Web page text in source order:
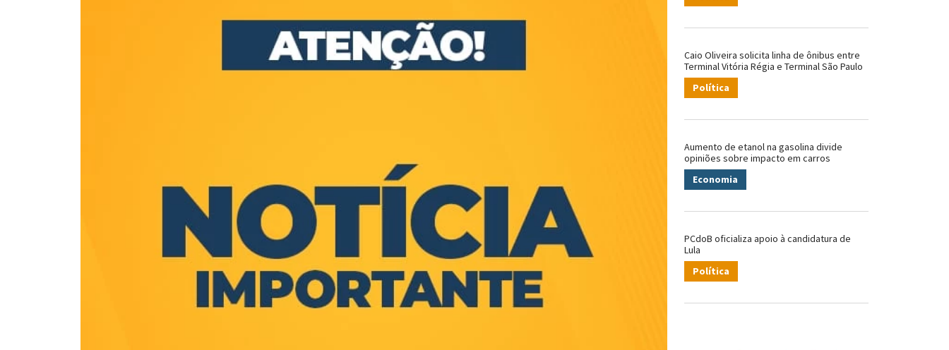
Caio Oliveira solicita linha de ônibus entre
Terminal Vitória Régia e Terminal São Paulo
Política
Aumento de etanol na gasolina divide
opiniões sobre impacto em carros
Economia
PCdoB oficializa apoio à candidatura de
Lula
Política